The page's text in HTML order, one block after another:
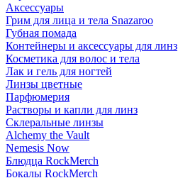
Аксессуары
Грим для лица и тела Snazaroo
Губная помада
Контейнеры и аксессуары для линз
Косметика для волос и тела
Лак и гель для ногтей
Линзы цветные
Парфюмерия
Растворы и капли для линз
Склеральные линзы
Alchemy the Vault
Nemesis Now
Блюдца RockMerch
Бокалы RockMerch